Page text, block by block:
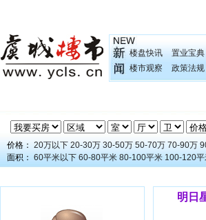
楼盘快讯
置业宝典
楼市观察
政策法规
价格： 20万以下 20-30万 30-50万 50-70万 70-90万
面积： 60平米以下 60-80平米 80-100平米 100-120平
明日